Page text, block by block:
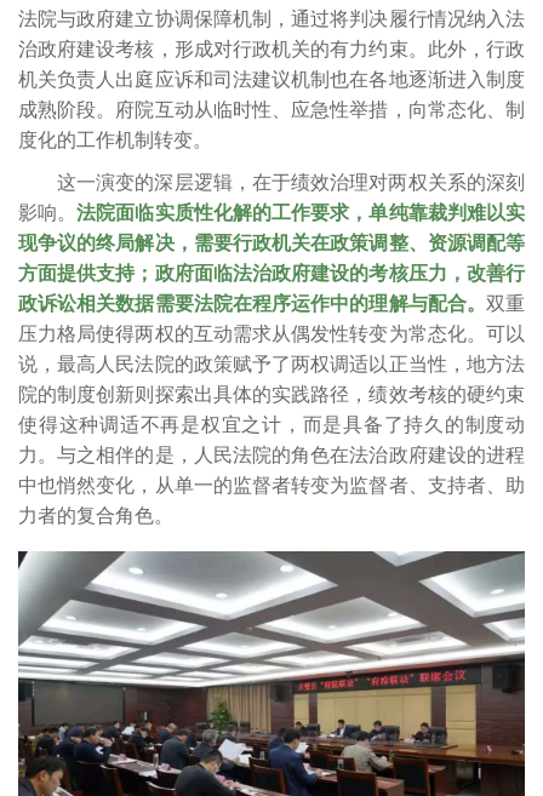
法院与政府建立协调保障机制，通过将判决履行情况纳入法
治政府建设考核，形成对行政机关的有力约束。此外，行政
机关负责人出庭应诉和司法建议机制也在各地逐渐进入制度
成熟阶段。府院互动从临时性、应急性举措，向常态化、制
度化的工作机制转变。
这一演变的深层逻辑，在于绩效治理对两权关系的深刻
影响。法院面临实质性化解的工作要求，单纯靠裁判难以实
现争议的终局解决，需要行政机关在政策调整、资源调配等
方面提供支持；政府面临法治政府建设的考核压力，改善行
政诉讼相关数据需要法院在程序运作中的理解与配合。 双重
压力格局使得两权的互动需求从偶发性转变为常态化。可以
说，最高人民法院的政策赋予了两权调适以正当性，地方法
院的制度创新则探索出具体的实践路径，绩效考核的硬约束
使得这种调适不再是权宜之计，而是具备了持久的制度动
力。与之相伴的是，人民法院的角色在法治政府建设的进程
中也悄然变化，从单一的监督者转变为监督者、支持者、助
力者的复合角色。